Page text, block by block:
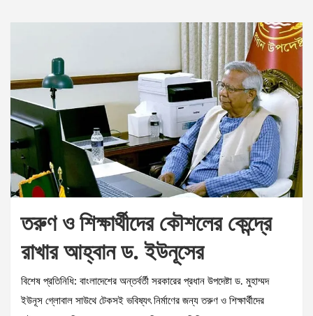
তরুণ ও শিক্ষার্থীদের কৌশলের কেন্দ্রে
রাখার আহ্বান ড. ইউনূসের
বিশেষ প্রতিনিধি: বাংলাদেশের অন্তর্বর্তী সরকারের প্রধান উপদেষ্টা ড. মুহাম্মদ
ইউনূস গ্লোবাল সাউথে টেকসই ভবিষ্যৎ নির্মাণের জন্য তরুণ ও শিক্ষার্থীদের